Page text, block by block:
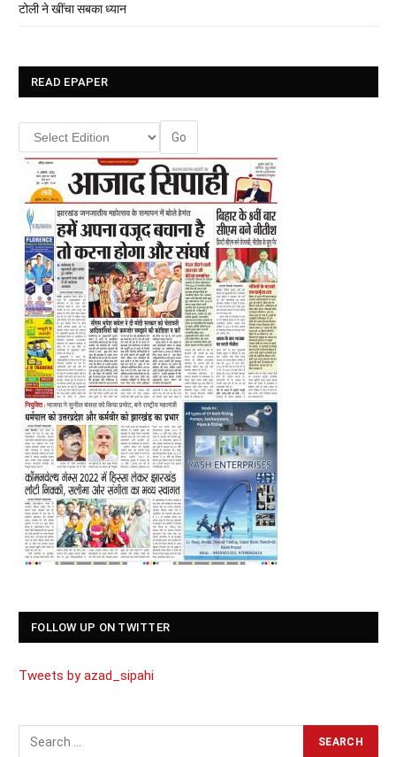
टोली ने खींचा सबका ध्यान
READ EPAPER
FOLLOW UP ON TWITTER
Tweets by azad_sipahi